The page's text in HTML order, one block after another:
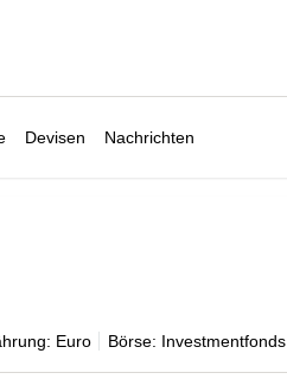
Devisen Nachrichten
Euro Börse: Investmentfonds